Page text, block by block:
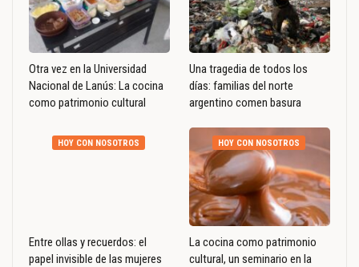
Otra vez en la Universidad
Nacional de Lanús: La cocina
como patrimonio cultural
Una tragedia de todos los
días: familias del norte
argentino comen basura
HOY CON NOSOTROS
Entre ollas y recuerdos: el
papel invisible de las mujeres
HOY CON NOSOTROS
La cocina como patrimonio
cultural, un seminario en la